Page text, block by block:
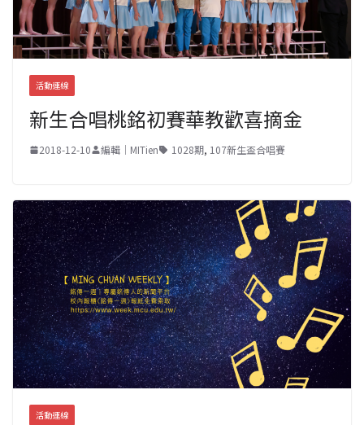
活動連線
新生合唱桃銘初賽華教歡喜摘金
2018-12-10 編輯｜MITien 1028期, 107新生盃合唱賽
活動連線